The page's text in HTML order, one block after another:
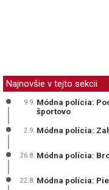
Najnovšie v tejto sekcii
9.9. Módna polícia:
športovo
2.9. Módna polícia:
26.8. Módna polícia:
22.8. Módna polícia: